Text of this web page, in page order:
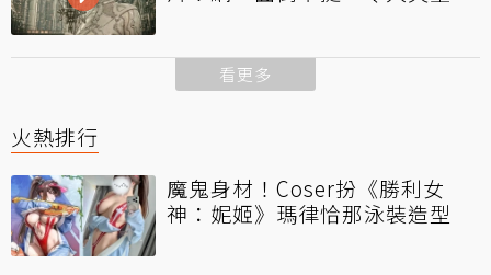
看更多
火熱排行
魔鬼身材！Coser扮《勝利女
神：妮姬》瑪律恰那泳裝造型